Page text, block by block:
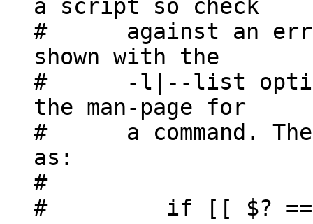
a script so check
# against an
shown with the
# -l|--list option,
the man-page for
# a command. The
as:
#
# if [[ $? ==